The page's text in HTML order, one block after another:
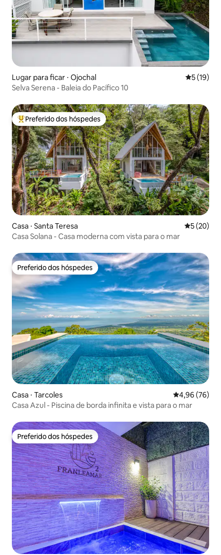
Lugar para ficar ⋅ Ojochal 5 de uma
5 (19)
Selva Serena - Baleia do Pacífico 10
Entre os melhores preferidos dos hóspedes
Preferido dos hóspedes
Casa ⋅ Santa Teresa 5 de uma
5 (20)
Casa Solana - Casa moderna com vista para o mar
Preferido dos hóspedes
Preferido dos hóspedes
Casa ⋅ Tarcoles 4,96 de uma
4,96 (76)
Casa Azul - Piscina de borda infinita e vista para o mar
Preferido dos hóspedes
Preferido dos hóspedes